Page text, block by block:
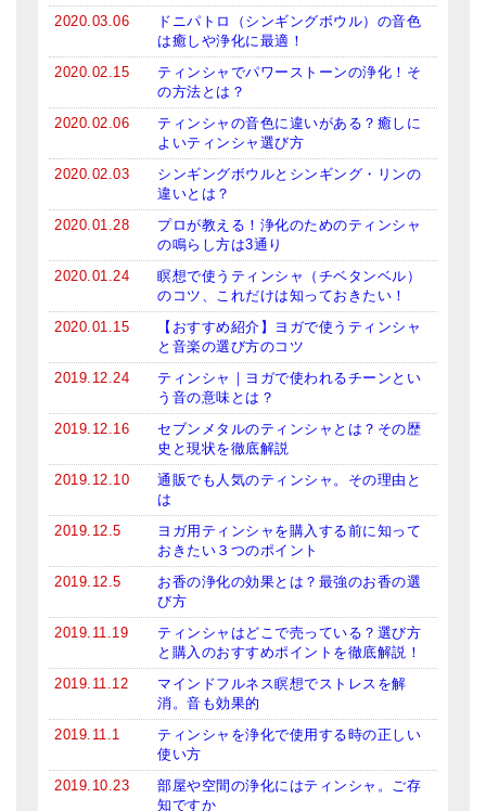
2020.03.06
ドニパトロ（シンギングボウル）の音色
は癒しや浄化に最適！
2020.02.15
ティンシャでパワーストーンの浄化！そ
の方法とは？
2020.02.06
ティンシャの音色に違いがある？癒しに
よいティンシャ選び方
2020.02.03
シンギングボウルとシンギング・リンの
違いとは？
2020.01.28
プロが教える！浄化のためのティンシャ
の鳴らし方は3通り
2020.01.24
瞑想で使うティンシャ（チベタンベル）
のコツ、これだけは知っておきたい！
2020.01.15
【おすすめ紹介】ヨガで使うティンシャ
と音楽の選び方のコツ
2019.12.24
ティンシャ｜ヨガで使われるチーンとい
う音の意味とは？
2019.12.16
セブンメタルのティンシャとは？その歴
史と現状を徹底解説
2019.12.10
通販でも人気のティンシャ。その理由と
は
2019.12.5
ヨガ用ティンシャを購入する前に知って
おきたい３つのポイント
2019.12.5
お香の浄化の効果とは？最強のお香の選
び方
2019.11.19
ティンシャはどこで売っている？選び方
と購入のおすすめポイントを徹底解説！
2019.11.12
マインドフルネス瞑想でストレスを解
消。音も効果的
2019.11.1
ティンシャを浄化で使用する時の正しい
使い方
2019.10.23
部屋や空間の浄化にはティンシャ。ご存
知ですか